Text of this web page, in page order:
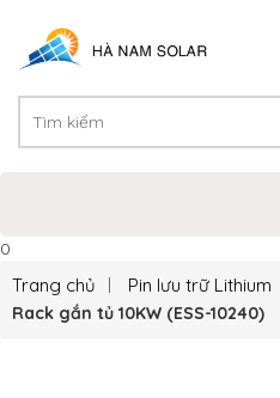
0
Trang chủ Pin lưu trữ Lithium
Rack gắn tủ 10KW (ESS-10240)